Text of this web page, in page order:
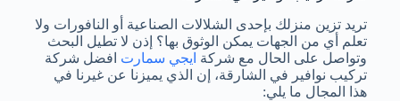
تريد تزين منزلك بإحدى الشلالات الصناعية أو النافورات ولا
تعلم أي من الجهات يمكن الوثوق بها؟ إذن لا تطيل البحث
وتواصل على الحال مع شركة ايجي سمارت افضل شركة
تركيب نوافير في الشارقة، إن الذي يميزنا عن غيرنا في
هذا المجال ما يلي: